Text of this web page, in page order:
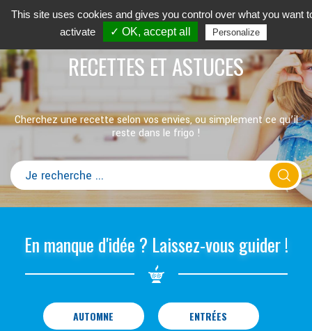
RECETTES ET ASTUCES
Cherchez une recette selon vos envies, ou simplement ce qu’il
reste dans le frigo !
En manque d'idée ? Laissez-vous guider !
AUTOMNE ENTRÉES
This site uses cookies and gives you control over what you want
activate
✓ OK, accept all Personalize